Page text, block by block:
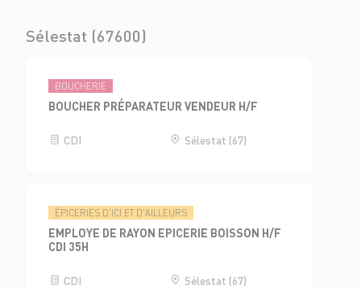
Sélestat (67600)
BOUCHERIE
BOUCHER PRÉPARATEUR VENDEUR H/F
CDI Sélestat (67)
ÉPICERIES D'ICI ET D'AILLEURS
EMPLOYE DE RAYON EPICERIE BOISSON H/F
CDI 35H
CDI Sélestat (67)